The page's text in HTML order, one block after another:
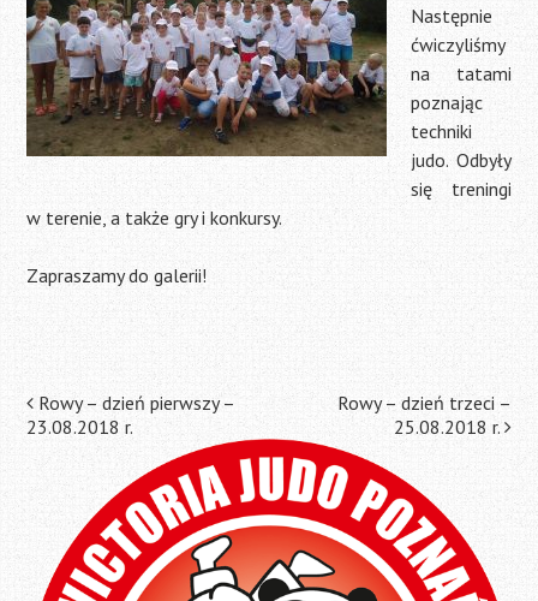
Następnie
ćwiczyliśmy
na tatami
poznając
techniki
judo. Odbyły
się treningi
w terenie, a także gry i konkursy.
Zapraszamy do galerii!
Post
navigation
Rowy – dzień pierwszy –
23.08.2018 r.
Rowy – dzień trzeci –
25.08.2018 r.